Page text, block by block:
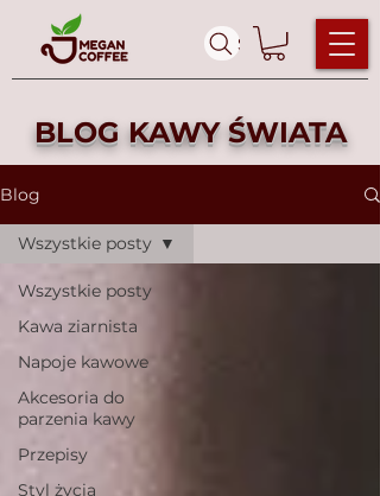
Szukaj ...
BLOG KAWY ŚWIATA
Blog
Wszystkie posty
Kawa ziarnista
Napoje kawowe
Akcesoria do
parzenia kawy
Przepisy
Styl życia
Wszystkie posty